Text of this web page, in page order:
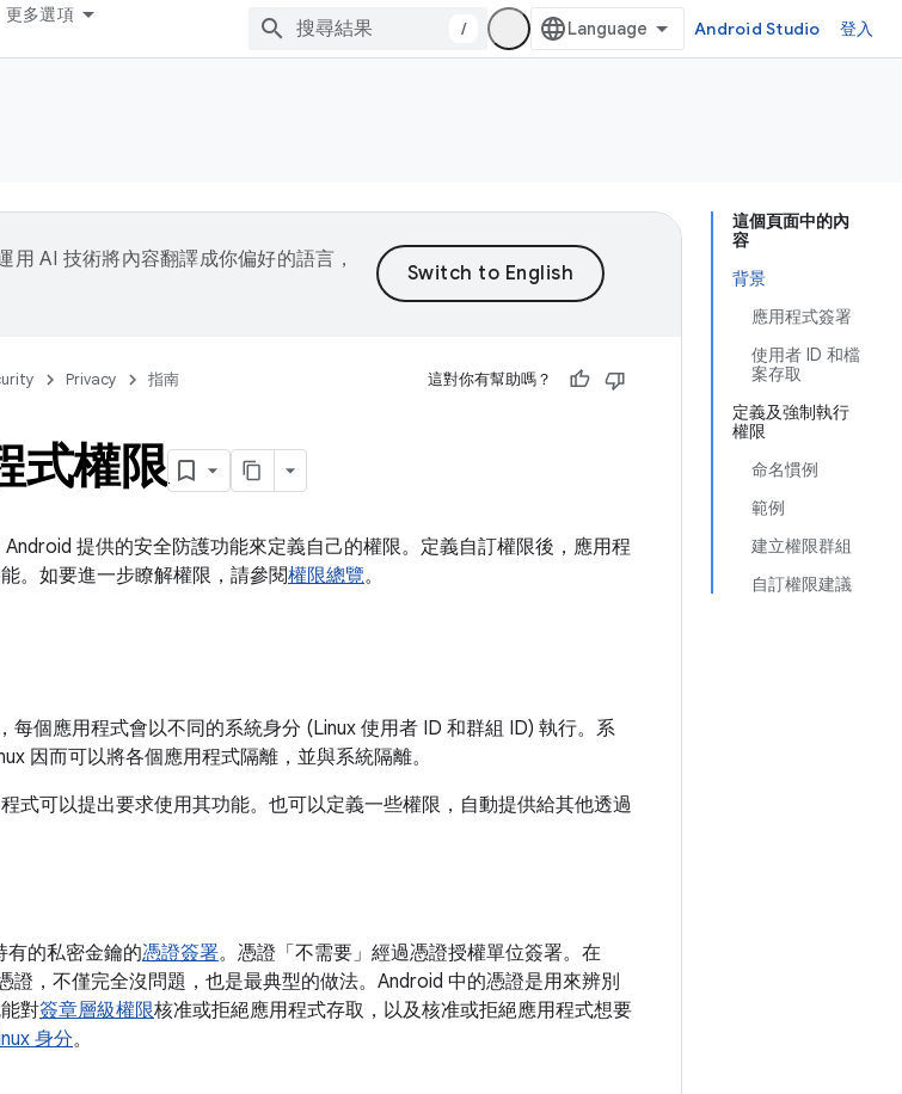
更多選項
/ Android Studio 登入
這個頁面中的內
容
背景
應用程式簽署
使用者 ID 和檔
案存取
定義及強制執行
權限
命名慣例
範例
建立權限群組
自訂權限建議
用 AI 技術將內容翻譯成你偏好的語言，
Privacy 指南 這對你有幫助嗎？
式權限
提供的安全防護功能來定義自己的權限。定義自訂權限後，應用程
。如要進一步瞭解權限，請參閱權限總覽。
每個應用程式會以不同的系統身分 (Linux 使用者 ID 和群組 ID) 執行。系
因而可以將各個應用程式隔離，並與系統隔離。
式可以提出要求使用其功能。也可以定義一些權限，自動提供給其他透過
有的私密金鑰的憑證簽署。憑證「不需要」經過憑證授權單位簽署。在
證，不僅完全沒問題，也是最典型的做法。Android 中的憑證是用來辨別
對簽章層級權限核准或拒絕應用程式存取，以及核准或拒絕應用程式想要
身分。